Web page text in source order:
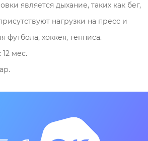
закачке мышц на верхней
ощущения на верхней
для любого вида
дыхание, таких как
является дыхание, таких как бег,
нагрузки на пресс и
футбола, хоккея, тенниса.
мес.